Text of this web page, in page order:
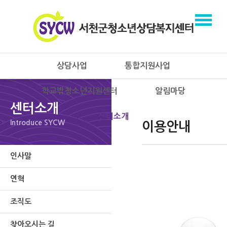
상담사업 통합지원사업
학교밖청소년지원센터 알림마당
센터소개
센터소개
Introduce SYCW
인사말
연혁
조직도
찾아오시는 길
이용안내